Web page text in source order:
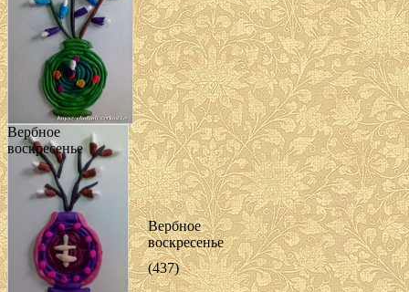
Вербное
воскресенье
Вербное
воскресенье
(437)